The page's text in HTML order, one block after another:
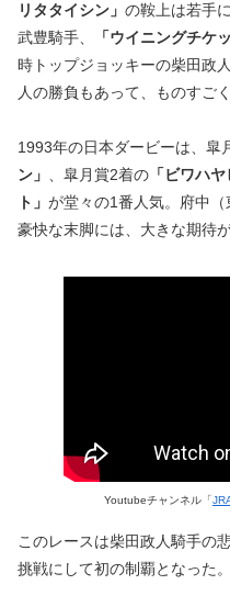
リタタイシン」 の鞍上は若手
武豊騎手、
「ウイニングチケ
時トップジョッキーの柴田政
人の勝負もあって、ものすご
1993年の日本ダービーは、皐
ン」 、皐月賞2着の 「ビワハヤ
ト」 が堂々の1番人気。府中
豪快な末脚には、大きな期待
Youtubeチャンネル
このレースは柴田政人騎手の
挑戦にして初の制覇となった。